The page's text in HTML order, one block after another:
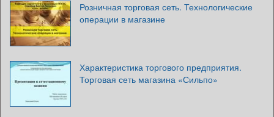
Розничная торговая сеть. Технологические
операции в магазине
Характеристика торгового предприятия.
Торговая сеть магазина «Сильпо»